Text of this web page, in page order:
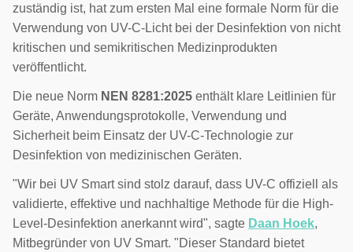
zuständig ist, hat zum ersten Mal eine formale Norm für die
Verwendung von UV-C-Licht bei der Desinfektion von nicht
kritischen und semikritischen Medizinprodukten
veröffentlicht.
Die neue Norm NEN 8281:2025 enthält klare Leitlinien für
Geräte, Anwendungsprotokolle, Verwendung und
Sicherheit beim Einsatz der UV-C-Technologie zur
Desinfektion von medizinischen Geräten.
"Wir bei UV Smart sind stolz darauf, dass UV-C offiziell als
validierte, effektive und nachhaltige Methode für die High-
Level-Desinfektion anerkannt wird", sagte Daan Hoek,
Mitbegründer von UV Smart. "Dieser Standard bietet